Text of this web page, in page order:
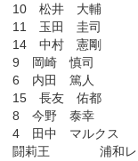
10 松井 大輔 サ
11 玉田 圭司 名
14 中村 憲剛 川
9 岡崎 慎司 清
6 内田 篤人 鹿
15 長友 佑都
8 今野 泰幸
4 田中 マルクス
闘莉王 浦和レ